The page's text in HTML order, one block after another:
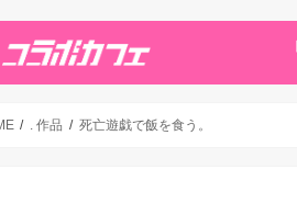
. 作品 死亡遊戯で飯を食う。